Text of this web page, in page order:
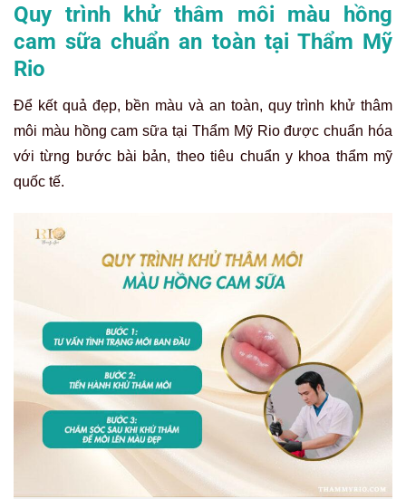
Quy trình khử thâm môi màu hồng
cam sữa chuẩn an toàn tại Thẩm Mỹ
Rio
Để kết quả đẹp, bền màu và an toàn, quy trình khử thâm
môi màu hồng cam sữa tại Thẩm Mỹ Rio được chuẩn hóa
với từng bước bài bản, theo tiêu chuẩn y khoa thẩm mỹ
quốc tế.